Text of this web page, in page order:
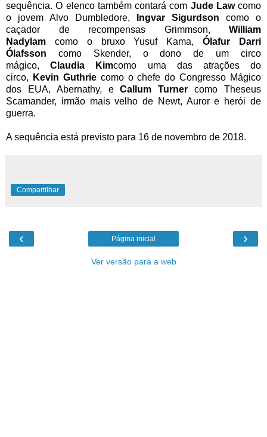
sequência. O elenco também contará com Jude Lawcomo
o jovem Alvo Dumbledore,
Ingvar Sigurdson como o
caçador de recompensas Grimmson, William
Nadylam como o bruxo Yusuf Kama,Ólafur Darri
Ólafsson como Skender, o dono de um circo
mágico,Claudia Kimcomo uma das atrações do
circo,
Kevin Guthriecomo o chefe do Congresso Mágico
dos EUA, Abernathy, eCallum Turner como Theseus
Scamander, irmão mais velho de Newt, Auror e herói de
guerra.
A sequência está previsto para 16 de novembro de 2018.
Compartilhar
‹ ›
Página inicial
Ver versão para a web